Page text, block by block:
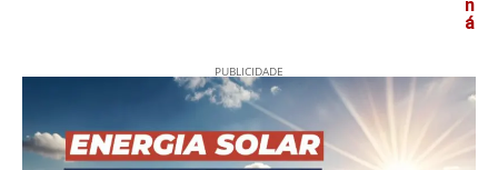
n
á
PUBLICIDADE